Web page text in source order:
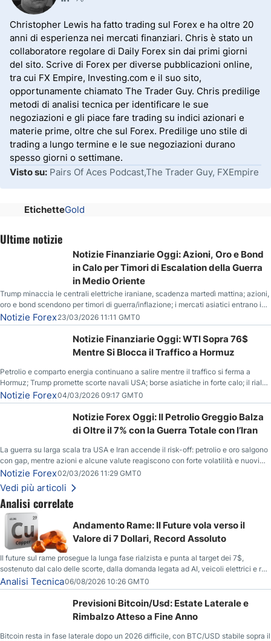
Christopher Lewis ha fatto trading sul Forex e ha oltre 20
anni di esperienza nei mercati finanziari. Chris è stato un
collaboratore regolare di Daily Forex sin dai primi giorni
del sito. Scrive di Forex per diverse pubblicazioni online,
tra cui FX Empire, Investing.com e il suo sito,
opportunamente chiamato The Trader Guy. Chris predilige
metodi di analisi tecnica per identificare le sue
negoziazioni e gli piace fare trading su indici azionari e
materie prime, oltre che sul Forex. Predilige uno stile di
trading a lungo termine e le sue negoziazioni durano
spesso giorni o settimane.
Visto su: Pairs Of Aces Podcast,The Trader Guy, FXEmpire
EtichetteGold
Ultime notizie
Notizie Finanziarie Oggi: Azioni, Oro e Bond
in Calo per Timori di Escalation della Guerra
in Medio Oriente
Trump minaccia le centrali elettriche iraniane, scadenza martedì mattina; azioni,
oro e bond scendono per timori di guerra/inflazione; i mercati asiatici entrano in
correzione; il petrolio greggio resta stabile.
Notizie Forex23/03/2026 11:11 GMT0
Notizie Finanziarie Oggi: WTI Sopra 76$
Mentre Si Blocca il Traffico a Hormuz
Petrolio e comparto energia continuano a salire mentre il traffico si ferma a
Hormuz; Trump promette scorte navali USA; borse asiatiche in forte calo; il rialzo
del gas naturale mette pressione all’euro.
Notizie Forex04/03/2026 09:17 GMT0
Notizie Forex Oggi: Il Petrolio Greggio Balza
di Oltre il 7% con la Guerra Totale con l’Iran
La guerra su larga scala tra USA e Iran accende il risk-off: petrolio e oro salgono
con gap, mentre azioni e alcune valute reagiscono con forte volatilità e nuovi
livelli da monitorare.
Notizie Forex02/03/2026 11:29 GMT0
Vedi più articoli
Analisi correlate
Andamento Rame: Il Future vola verso il
Valore di 7 Dollari, Record Assoluto
Il future sul rame prosegue la lunga fase rialzista e punta al target dei 7$,
sostenuto dal calo delle scorte, dalla domanda legata ad AI, veicoli elettrici e reti
energetiche, e dai timori di deficit produttivo dal 2028.
Analisi Tecnica06/08/2026 10:26 GMT0
Previsioni Bitcoin/Usd: Estate Laterale e
Rimbalzo Atteso a Fine Anno
Bitcoin resta in fase laterale dopo un 2026 difficile, con BTC/USD stabile sopra il